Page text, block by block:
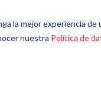
la mejor experiencia de
nuestra Política de
aliados